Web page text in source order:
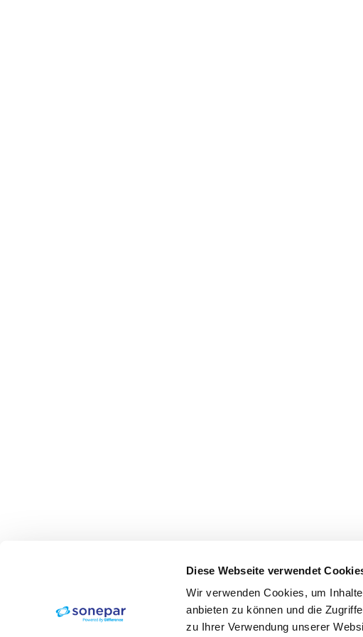
Diese Webseite verwendet
Wir verwenden Cookies, um
anbieten zu können und die
zu Ihrer Verwendung unserer